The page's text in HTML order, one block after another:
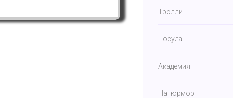
Тролли
Посуда
Академия
Натюрморт